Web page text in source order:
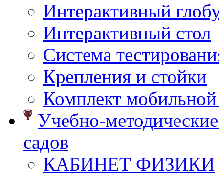
Интерактивный
Интерактивный стол
Система
Крепления и стойки
Комплект
Учебно-
садов
КАБИНЕТ ФИЗИКИ